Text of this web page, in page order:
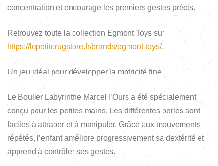
concentration et encourage les premiers gestes précis.
Retrouvez toute la collection Egmont Toys sur
https://lepetitdrugstore.fr/brands/egmont-toys/.
Un jeu idéal pour développer la motricité fine
Le Boulier Labyrinthe Marcel l’Ours a été spécialement
conçu pour les petites mains. Les différentes perles sont
faciles à attraper et à manipuler. Grâce aux mouvements
répétés, l’enfant améliore progressivement sa dextérité et
apprend à contrôler ses gestes.